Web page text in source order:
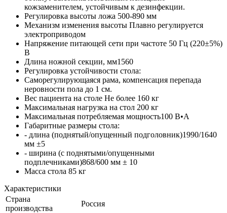
кожзаменителем, устойчивым к дезинфекции.
Регулировка высоты ложа 500-890 мм
Механизм изменения высоты Плавно регулируется
электроприводом
Напряжение питающей сети при частоте 50 Гц (220±5%)
В
Длина ножной секции, мм1560
Регулировка устойчивости стола:
Саморегулирующаяся рама, компенсация перепада
неровности пола до 1 см.
Вес пациента на столе Не более 160 кг
Максимальная нагрузка на стол 200 кг
Максимальная потребляемая мощность100 В•А
Габаритные размеры стола:
- длина (поднятый/опущенный подголовник)1990/1640
мм ±5
- ширина (с поднятыми/опущенными
подплечниками)868/600 мм ± 10
Масса стола 85 кг
Характеристики
Страна
производства
Россия